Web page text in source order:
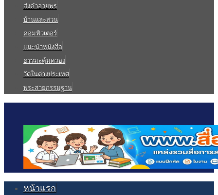
ส่งคำอวยพร
บ้านและสวน
คอมพิวเตอร์
แนะนำหนังสือ
ธรรมะคุ้มครอง
วัดในต่างประเทศ
พระสายกรรมฐาน
หน้าแรก